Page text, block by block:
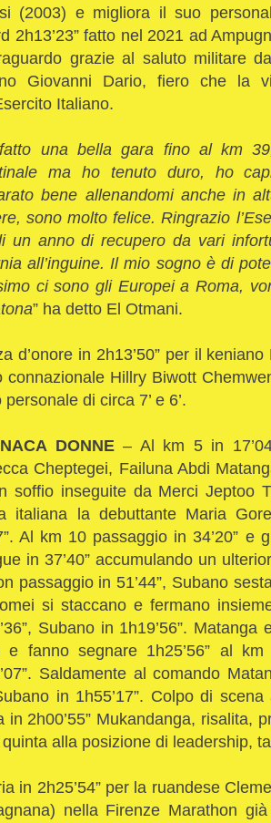
(2003) e migliora il suo
2h13’23” fatto nel 2021 ad
grazie al saluto militare
Giovanni Dario, fiero che la
Italiano.
una bella gara fino al km
ma ho tenuto duro, ho
bene allenandomi anche in
sono molto felice. Ringrazio
un anno di recupero da vari
all’inguine. Il mio sogno è di
ci sono gli Europei a Roma,
” ha detto El Otmani.
d’onore in 2h13’50” per il
connazionale Hillry Biwott
personale di circa 7’ e 6’.
DONNE– Al km 5 in
Cheptegei, Failuna Abdi
soffio inseguite da Merci Jeptoo
italiana la debuttante Maria
Al km 10 passaggio in 34’20”
in 37’40” accumulando un
passaggio in 51’44”, Subano
si staccano e fermano
Subano in 1h19’56”.
e fanno segnare 1h25’56” al
Saldamente al comando
in 1h55’17”. Colpo di
in 2h00’55” Mukandanga, risalita,
alla posizione di leadership,
in 2h25’54” per la ruandese
nella Firenze Marathon